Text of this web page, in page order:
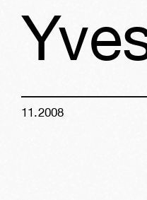
11 .2008